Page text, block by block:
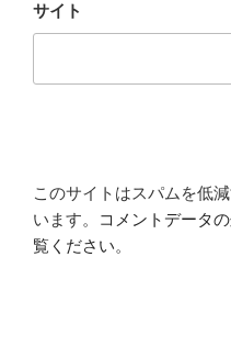
サイト
このサイトはスパムを低
います。
コメントデータ
覧ください。